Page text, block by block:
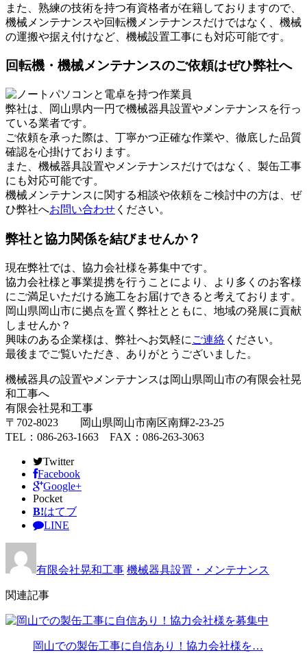
また、熟練の技術を持つ有資格者が在籍しておりますので、
機械メンテナンスや回転機メンテナンスだけではなく、機械
の運搬や据え付けなど、機械設置工事にも対応可能です。
回転機・機械メンテナンスのご依頼はぜひ弊社へ
弊社は、岡山県内一円で機械器具設置やメンテナンスを行っ
ている業者です。
ご依頼を承った際は、丁寧かつ正確な作業や、徹底した品質
確認を心掛けております。
また、機械器具設置やメンテナンスだけではなく、製缶工事
にも対応可能です。
機械メンテナンスに関する相談や依頼をご検討中の方は、ぜ
ひ弊社へお問い合わせ ください。
弊社と協力関係を結びませんか？
現在弊社では、協力会社様を募集中です。
協力会社様と事業提携を行うことにより、より多くのお客様
にご満足いただける施工をお届けできると考えております。
岡山県岡山市に拠点を置く弊社とともに、地域の発展に貢献
しませんか？
興味のある企業様は、弊社へお気軽に ご連絡 ください。
最後までご覧いただき、ありがとうございました。
機械器具の設置やメンテナンスは岡山県岡山市の有限会社晃
和工事へ
有限会社晃和工事
〒702-8023 岡山県岡山市南区南輝2-23-25
TEL：086-263-1663 FAX：086-263-3063
Twitter
Facebook
Google+
Pocket
B!はてブ
LINE
有限会社晃和工事 機械器具設置・メンテナンス
関連記事
岡山での製缶工事に自信あり！協力会社様を…